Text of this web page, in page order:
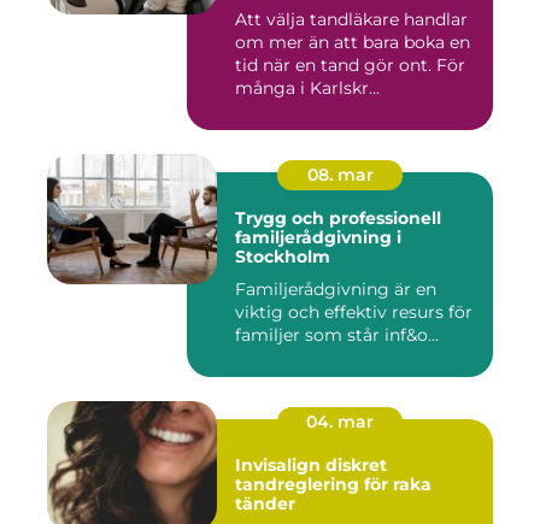
Att välja tandläkare handlar
om mer än att bara boka en
tid när en tand gör ont. För
många i Karlskr...
08. mar
Trygg och professionell
familjerådgivning i
Stockholm
Familjerådgivning är en
viktig och effektiv resurs för
familjer som står inf&o...
04. mar
Invisalign diskret
tandreglering för raka
tänder